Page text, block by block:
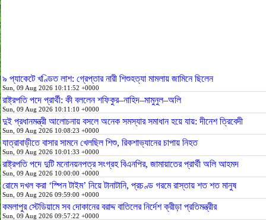
৯ প্যাকেটে খণ্ডিত লাশ: গ্রেপ্তার নারী শিশুহত্যা মামলায় জামিনে ছিলেন
Sun, 09 Aug 2026 10:11:52 +0000
রাষ্ট্রপতি পদে প্রার্থী: কী বললেন শফিকুর–নাহিদ–মামুনুল–অলি
Sun, 09 Aug 2026 10:11:10 +0000
দুই প্রধানমন্ত্রী আলোচনায় বসলে অনেক সমস্যার সমাধান হয়ে যায়: দীনেশ ত্রিবেদী
Sun, 09 Aug 2026 10:08:23 +0000
যাত্রাবাড়ীতে বাসার সামনে খেলছিল শিশু, রিকশাভ্যানের চাপায় নিহত
Sun, 09 Aug 2026 10:01:33 +0000
রাষ্ট্রপতি পদে দুটি মনোনয়নপত্র সংগ্রহ বিএনপির, জামায়াতের প্রার্থী অলি আহমদ
Sun, 09 Aug 2026 10:00:00 +0000
রোমে দখল করা ‘স্পিন টাইম’ নিয়ে টানাটানি, প্রচণ্ড গরমে রাস্তায় শত শত মানুষ
Sun, 09 Aug 2026 09:59:00 +0000
কমলাপুর স্টেডিয়ামে সব দোকানের বরাদ্দ বাতিলের নির্দেশ ক্রীড়া প্রতিমন্ত্রীর
Sun, 09 Aug 2026 09:57:22 +0000